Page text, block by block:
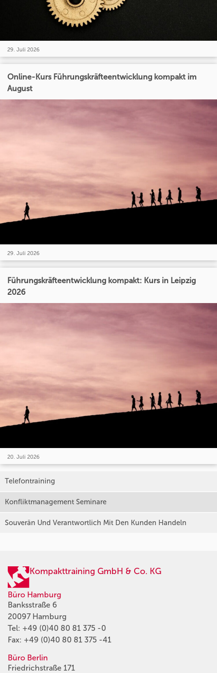
29. Juli 2026
Online-Kurs Führungskräfteentwicklung kompakt im
August
29. Juli 2026
Führungskräfteentwicklung kompakt: Kurs in Leipzig
2026
20. Juli 2026
Telefontraining
Konfliktmanagement Seminare
Souverän Und Verantwortlich Mit Den Kunden Handeln
Kompakttraining GmbH & Co. KG
Büro Hamburg
Banksstraße 6
20097 Hamburg
Tel: +49 (0)40 80 81 375 -0
Fax: +49 (0)40 80 81 375 -41
Büro Berlin
Friedrichstraße 171